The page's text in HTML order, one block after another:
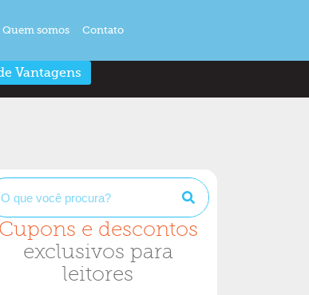
Quem somos Contato
Vantagens
Cupons e descontos
exclusivos para
leitores